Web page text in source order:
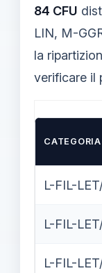
84 CFU
LIN, M-
la
verificare il
CATEGORIA
L-FIL-
L-FIL-
L-FIL-